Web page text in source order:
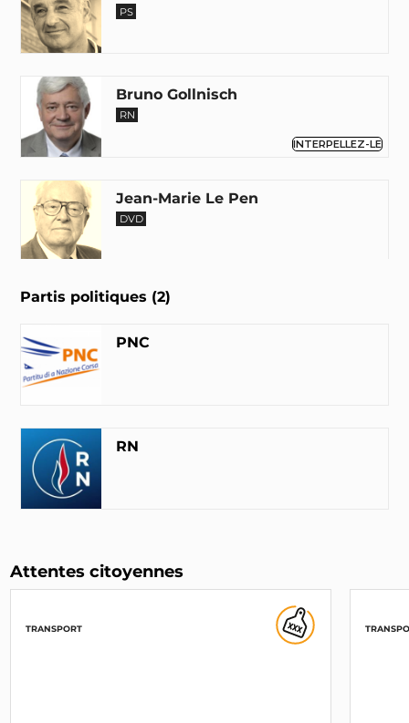
PS
Bruno Gollnisch
RN
INTERPELLEZ-LE
Jean-Marie Le Pen
DVD
Jean-Marie Cavada
Partis politiques (2)
PNC
RN
Attentes citoyennes
TRANSPORT